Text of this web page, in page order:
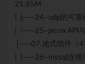
21.65M
| ├──24–udp的可靠
| └──25–posix API
├──07.池式组件（4
| ├──26–mysql连接